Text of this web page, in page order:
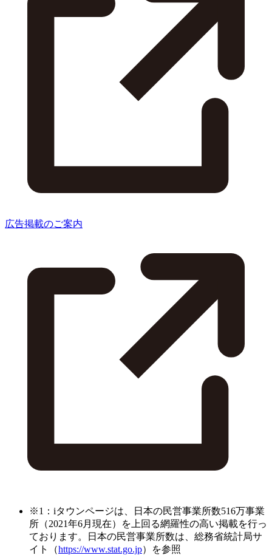
広告掲載のご案内
※1：iタウンページは、日本の民営事業所数516万事業
所（2021年6月現在）を上回る網羅性の高い掲載を行っ
ております。日本の民営事業所数は、総務省統計局サ
イト（https://www.stat.go.jp）を参照